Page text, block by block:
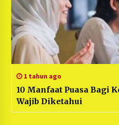
1 tahun ago
10 Manfaat Puasa Bagi
Wajib Diketahui